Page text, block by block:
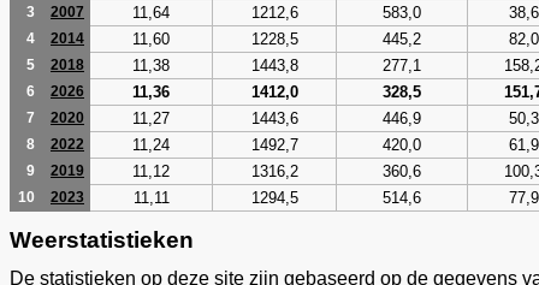
3 2007 11,64 1212,6 583,0 38,6
4 2014 11,60 1228,5 445,2 82,0
5 2018 11,38 1443,8 277,1
6 2026 11,36 1412,0 328,5
7 2020 11,27 1443,6 446,9 50,3
8 2022 11,24 1492,7 420,0 61,9
9 2019 11,12 1316,2 360,6
10 2023 11,11 1294,5 514,6 77,9
Weerstatistieken
De statistieken op deze site zijn gebaseerd op de gegevens